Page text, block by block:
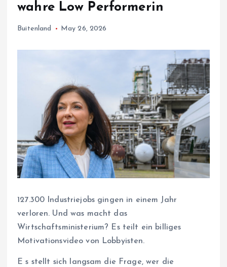
wahre Low Performerin
Buitenland May 26, 2026
127.300 Industriejobs gingen in einem Jahr
verloren. Und was macht das
Wirtschaftsministerium? Es teilt ein billiges
Motivationsvideo von Lobbyisten.
E s stellt sich langsam die Frage, wer die